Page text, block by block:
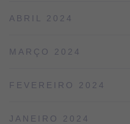
ABRIL 2024
MARÇO 2024
FEVEREIRO 2024
JANEIRO 2024